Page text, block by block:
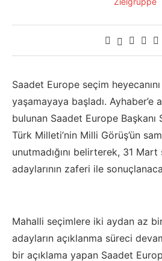
Saadet Europe seçim
yaşamayaya başladı. Ayhaber’e
bulunan Saadet Europe Başkanı
Türk Milleti’nin Milli Görüş’ün
unutmadığını belirterek, 31
adaylarının zaferi ile
Mahalli seçimlere iki aydan az
adayların açıklanma süreci
bir açıklama yapan Saadet